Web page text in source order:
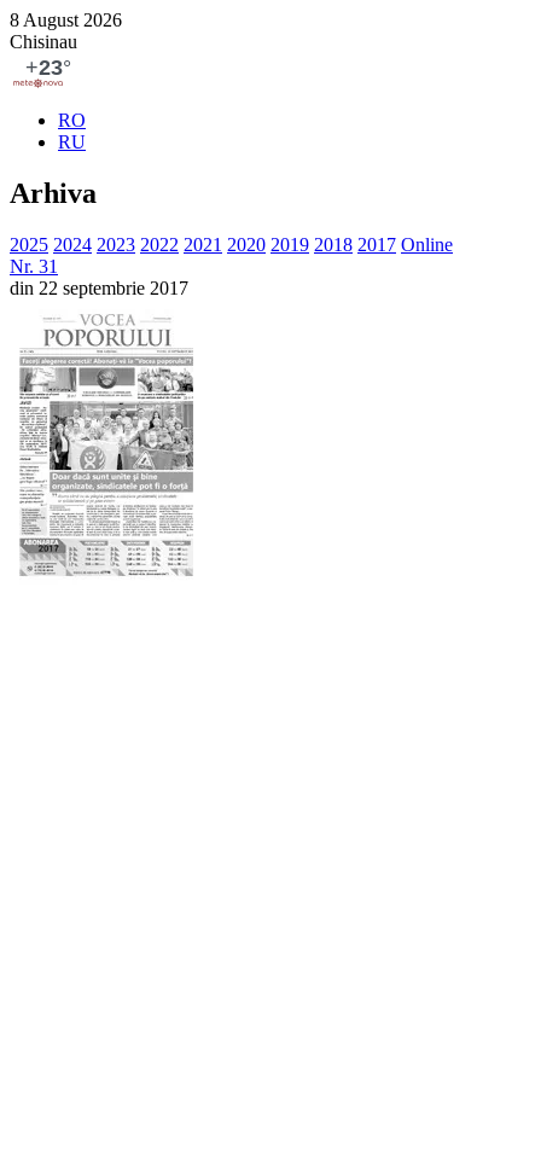
8 August 2026
Chisinau
RO
RU
Arhiva
2025 2024 2023 2022 2021 2020 2019 2018 2017 Online
Nr. 31
din 22 septembrie 2017